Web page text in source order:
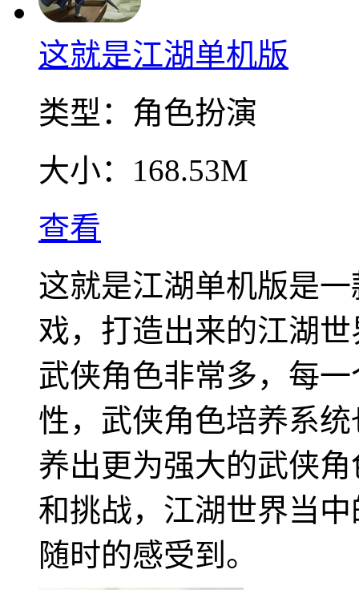
这就是江湖单机版
类型： 角色扮演
大小： 168.53M
查看
这就是江湖单机版是
戏，打造出来的江湖
武侠角色非常多，每
性，武侠角色培养系
养出更为强大的武侠
和挑战，江湖世界当
随时的感受到。